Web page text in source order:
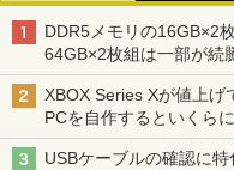
DDR5メモリの16GB×2
64GB×2枚組は一部が
XBOX Series Xが値上げ
PCを自作するといくら
ーム』】
USBケーブルの確認に